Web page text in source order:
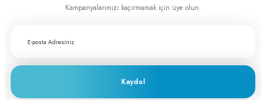
Kampanyalarımızı kaçırmamak için üye olun.
Kaydol